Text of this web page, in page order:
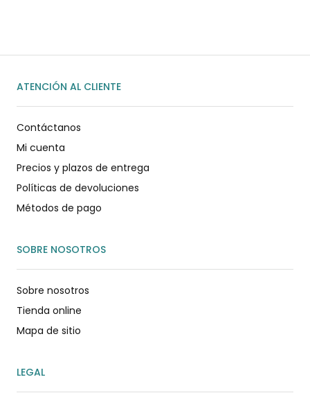
ATENCIÓN AL CLIENTE
Contáctanos
Mi cuenta
Precios y plazos de entrega
Políticas de devoluciones
Métodos de pago
SOBRE NOSOTROS
Sobre nosotros
Tienda online
Mapa de sitio
LEGAL